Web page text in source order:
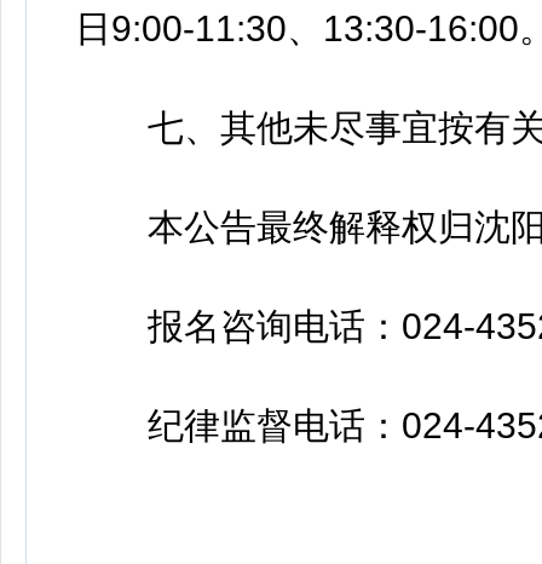
日9:00-11:30、13:30-16:00
七、其他未尽事宜按有关
本公告最终解释权归沈阳
报名咨询电话：024-
纪律监督电话：024-